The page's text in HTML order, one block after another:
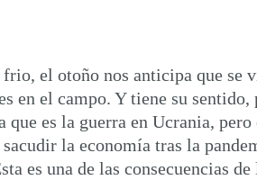
el otoño nos anticipa que
en el campo. Y tiene su
es la guerra en Ucrania,
la economía tras la
es una de las consecuencias